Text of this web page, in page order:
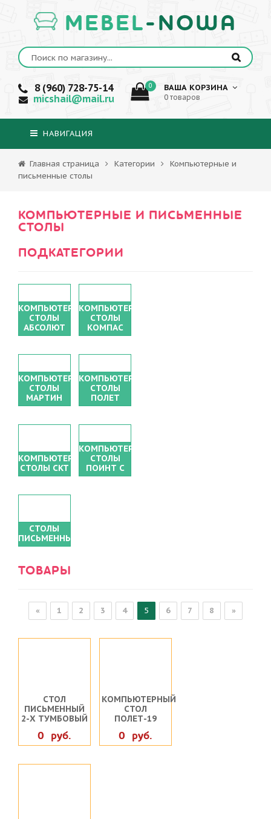
MEBEL-NOWA
8 (960) 728-75-14
micshail@mail.ru
0 ВАША КОРЗИНА
0 товаров
НАВИГАЦИЯ
Главная страница Категории
Компьютерные и
письменные столы
КОМПЬЮТЕРНЫЕ И ПИСЬМЕННЫЕ
СТОЛЫ
ПОДКАТЕГОРИИ
КОМПЬЮТЕРНЫЕ
СТОЛЫ
АБСОЛЮТ
КОМПЬЮТЕРНЫЕ
СТОЛЫ
КОМПАС
КОМПЬЮТЕРНЫЕ
СТОЛЫ
МАРТИН
КОМПЬЮТЕРНЫЕ
СТОЛЫ
ПОЛЕТ
КОМПЬЮТЕРНЫЕ
СТОЛЫ СКТ
КОМПЬЮТЕРНЫЕ
СТОЛЫ
ПОИНТ С
СТОЛЫ
ПИСЬМЕННЫЕ
ТОВАРЫ
« 1 2 3 4 5 6 7 8 »
СТОЛ
ПИСЬМЕННЫЙ
2-Х ТУМБОВЫЙ
0 руб.
КОМПЬЮТЕРНЫЙ
СТОЛ
ПОЛЕТ-19
0 руб.